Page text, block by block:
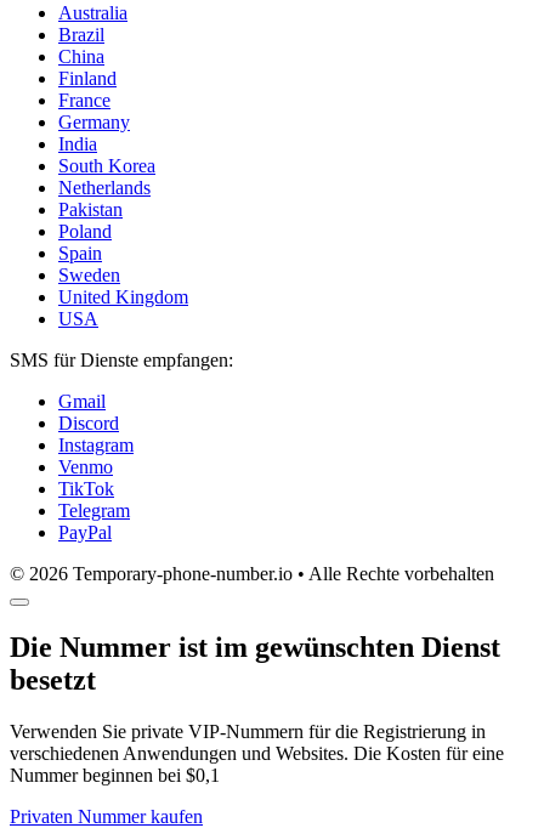
Australia
Brazil
China
Finland
France
Germany
India
South Korea
Netherlands
Pakistan
Poland
Spain
Sweden
United Kingdom
USA
SMS für Dienste empfangen:
Gmail
Discord
Instagram
Venmo
TikTok
Telegram
PayPal
© 2026 Temporary-phone-number.io • Alle Rechte vorbehalten
Die Nummer ist im gewünschten Dienst
besetzt
Verwenden Sie private VIP-Nummern für die Registrierung in
verschiedenen Anwendungen und Websites. Die Kosten für eine
Nummer beginnen bei $0,1
Privaten Nummer kaufen